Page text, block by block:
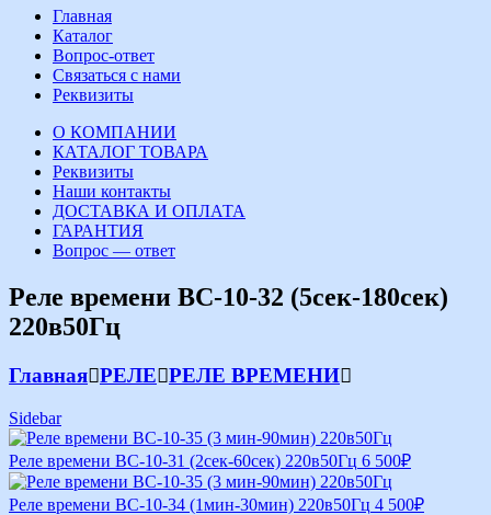
Главная
Каталог
Вопрос-ответ
Связаться с нами
Реквизиты
О КОМПАНИИ
КАТАЛОГ ТОВАРА
Реквизиты
Наши контакты
ДОСТАВКА И ОПЛАТА
ГАРАНТИЯ
Вопрос — ответ
Реле времени ВС-10-32 (5сек-180сек)
220в50Гц
Главная РЕЛЕ РЕЛЕ ВРЕМЕНИ
Sidebar
Реле времени ВС-10-31 (2сек-60сек) 220в50Гц 6 500₽
Реле времени ВС-10-34 (1мин-30мин) 220в50Гц 4 500₽